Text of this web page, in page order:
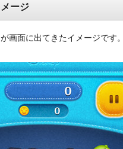
ージ
画面に出てきたイメージです。